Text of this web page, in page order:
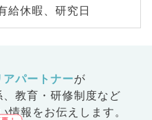
給休暇、研究日
パートナーが
教育・研修制度など
情報をお伝えします。